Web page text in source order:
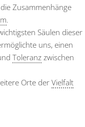
Zusammenhänge
.
Säulen dieser
uns, einen
Toleranz zwischen
Orte der Vielfalt